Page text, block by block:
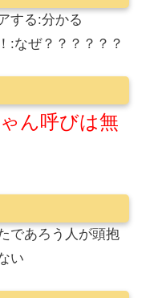
する:分かる
:なぜ？？？？？？
ん呼びは無
であろう人が頭抱
い